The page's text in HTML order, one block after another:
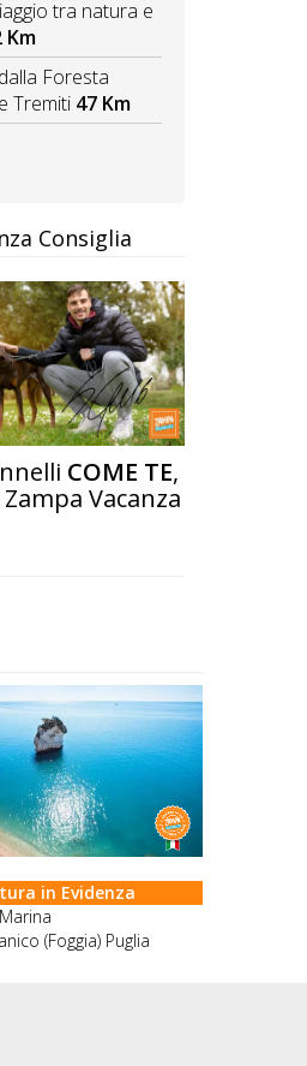
tra natura e
Km
Foresta
Tremiti 47 Km
Consiglia
COME TE,
Vacanza
in Evidenza
(Foggia) Puglia